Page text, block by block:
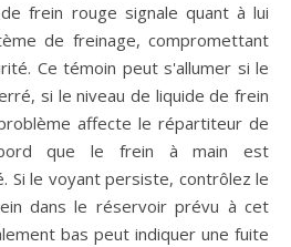
frein rouge signale quant à lui
de freinage, compromettant
Ce témoin peut s'allumer si le
si le niveau de liquide de frein
affecte le répartiteur de
que le frein à main est
Si le voyant persiste, contrôlez le
dans le réservoir prévu à cet
bas peut indiquer une fuite